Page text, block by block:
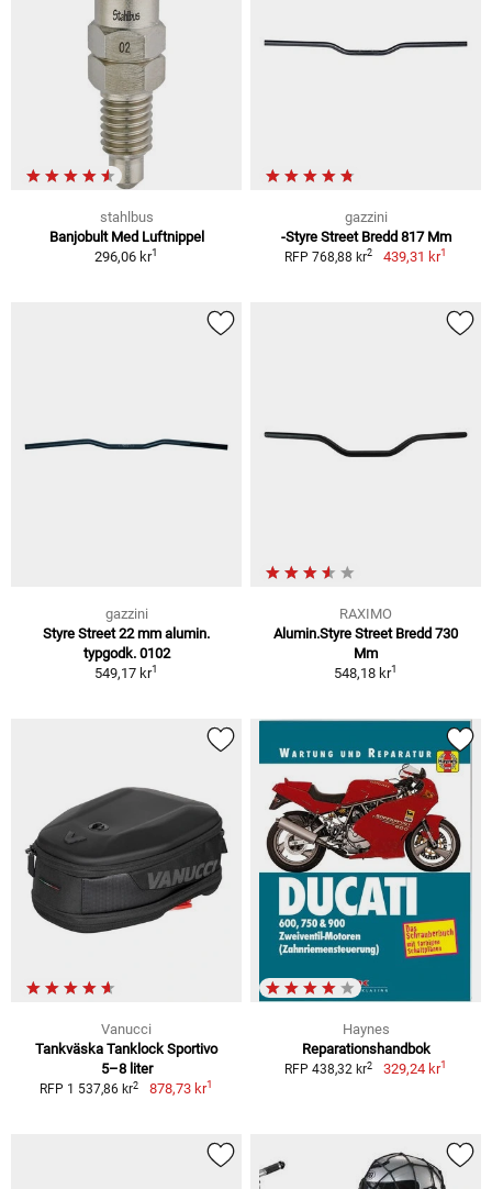
stahlbus
Banjobult Med Luftnippel
296,06 kr1
gazzini
-Styre Street Bredd 817 Mm
RFP 768,88 kr2 439,31 kr1
gazzini
Styre Street 22 mm alumin.
typgodk. 0102
549,17 kr1
RAXIMO
Alumin.Styre Street Bredd 730
Mm
548,18 kr1
Vanucci
Tankväska Tanklock Sportivo
5–8 liter
RFP 1 537,86 kr2 878,73 kr1
Haynes
Reparationshandbok
RFP 438,32 kr2 329,24 kr1